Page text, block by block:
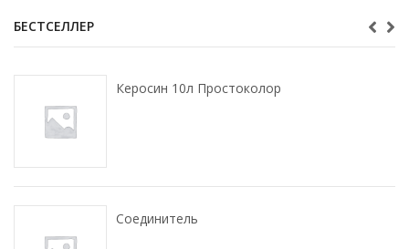
БЕСТСЕЛЛЕР
Керосин 10л Простоколор
Соединитель